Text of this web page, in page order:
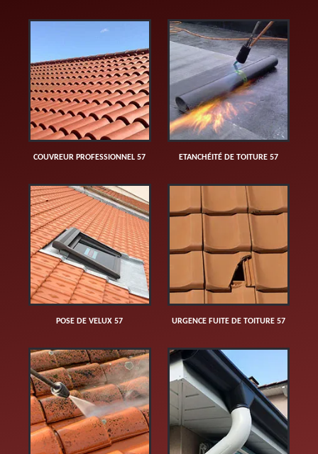
COUVREUR PROFESSIONNEL 57 ETANCHÉITÉ DE TOITURE 57
POSE DE VELUX 57 URGENCE FUITE DE TOITURE 57